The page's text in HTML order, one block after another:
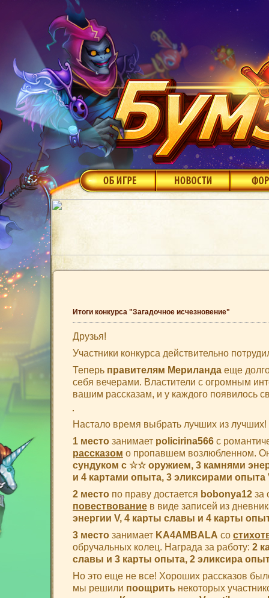
Итоги конкурса "Загадочное исчезновение"
Друзья!
Участники конкурса действительно
Теперь правителям Мериланда еще
себя вечерами. Властители с огромным
вашим рассказам, и у каждого появилось
Настало время выбрать лучших из лучших!
1 место занимает policirina566 с
рассказом о пропавшем возлюбленном.
сундуком с ☆☆ оружием, 3 камнями
и 4 картами опыта, 3 эликсирами опыта
2 место по праву достается bobonya12 за
повествование в виде записей из
энергии V, 4 карты славы и 4 карты
3 место занимает KA4AMBALA со
обручальных колец. Награда за работу: 2
славы и 3 карты опыта, 2 эликсира
Но это еще не все! Хороших рассказов
мы решили поощрить некоторых